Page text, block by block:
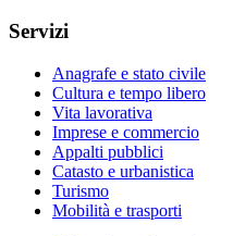
Servizi
Anagrafe e stato civile
Cultura e tempo libero
Vita lavorativa
Imprese e commercio
Appalti pubblici
Catasto e urbanistica
Turismo
Mobilità e trasporti